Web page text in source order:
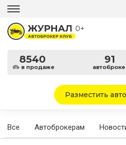
0+
8540
в продаже
91
Разместить
Все Автоброкерам